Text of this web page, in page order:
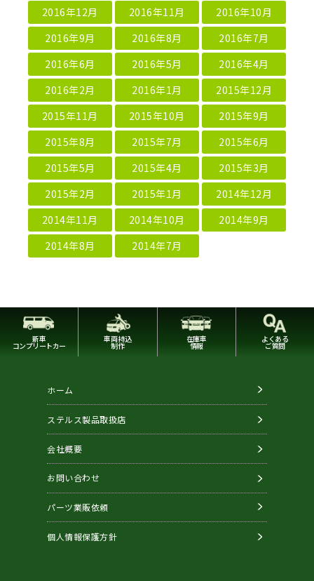
2016年12月
2016年11月
2016年10月
2016年9月
2016年8月
2016年7月
2016年6月
2016年5月
2016年4月
2016年2月
2016年1月
2015年12月
2015年11月
2015年10月
2015年9月
2015年8月
2015年7月
2015年6月
2015年5月
2015年4月
2015年3月
2015年2月
2015年1月
2014年12月
2014年11月
2014年10月
2014年9月
2014年8月
2014年7月
新車
コンプリートカー
車両持込
制作
在庫車
情報
よくある
ご質問
ホーム
ステルス製品取扱店
会社概要
お問い合わせ
パーツ業販依頼
個人情報保護方針